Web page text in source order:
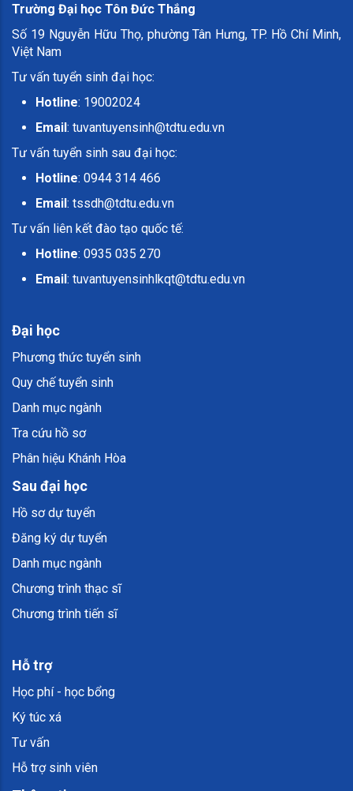
Trường Đại học Tôn Đức Thắng
Số 19 Nguyễn Hữu Thọ, phường Tân Hưng, TP. Hồ Chí Minh,
Việt Nam
Tư vấn tuyển sinh đại học:
Hotline: 19002024
Email: tuvantuyensinh@tdtu.edu.vn
Tư vấn tuyển sinh sau đại học:
Hotline: 0944 314 466
Email: tssdh@tdtu.edu.vn
Tư vấn liên kết đào tạo quốc tế:
Hotline: 0935 035 270
Email: tuvantuyensinhlkqt@tdtu.edu.vn
Đại học
Phương thức tuyển sinh
Quy chế tuyển sinh
Danh mục ngành
Tra cứu hồ sơ
Phân hiệu Khánh Hòa
Sau đại học
Hồ sơ dự tuyển
Đăng ký dự tuyển
Danh mục ngành
Chương trình thạc sĩ
Chương trình tiến sĩ
Hỗ trợ
Học phí - học bổng
Ký túc xá
Tư vấn
Hỗ trợ sinh viên